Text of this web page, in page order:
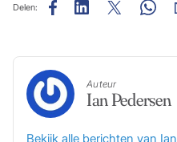
Delen:
Auteur
Ian Pedersen
Bekijk alle berichten van Ian